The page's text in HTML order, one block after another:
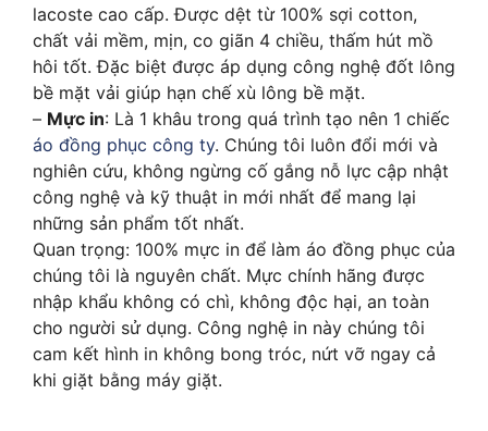
lacoste cao cấp. Được dệt từ 100% sợi cotton,
chất vải mềm, mịn, co giãn 4 chiều, thấm hút mồ
hôi tốt. Đặc biệt được áp dụng công nghệ đốt lông
bề mặt vải giúp hạn chế xù lông bề mặt.
– Mực in: Là 1 khâu trong quá trình tạo nên 1 chiếc
áo đồng phục công ty. Chúng tôi luôn đổi mới và
nghiên cứu, không ngừng cố gắng nỗ lực cập nhật
công nghệ và kỹ thuật in mới nhất để mang lại
những sản phẩm tốt nhất.
Quan trọng: 100% mực in để làm áo đồng phục của
chúng tôi là nguyên chất. Mực chính hãng được
nhập khẩu không có chì, không độc hại, an toàn
cho người sử dụng. Công nghệ in này chúng tôi
cam kết hình in không bong tróc, nứt vỡ ngay cả
khi giặt bằng máy giặt.